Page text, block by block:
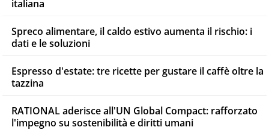
italiana
Spreco alimentare, il caldo estivo aumenta il rischio: i
dati e le soluzioni
Espresso d'estate: tre ricette per gustare il caffè oltre la
tazzina
RATIONAL aderisce all'UN Global Compact: rafforzato
l'impegno su sostenibilità e diritti umani